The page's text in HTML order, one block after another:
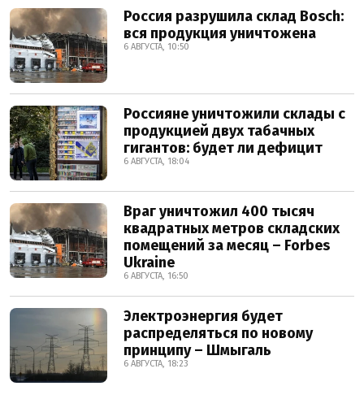
Россия разрушила склад Bosch:
вся продукция уничтожена
6 АВГУСТА, 10:50
Россияне уничтожили склады с
продукцией двух табачных
гигантов: будет ли дефицит
6 АВГУСТА, 18:04
Враг уничтожил 400 тысяч
квадратных метров складских
помещений за месяц – Forbes
Ukraine
6 АВГУСТА, 16:50
Электроэнергия будет
распределяться по новому
принципу – Шмыгаль
6 АВГУСТА, 18:23